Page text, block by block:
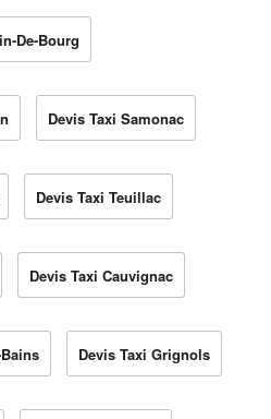
De-Bourg
Devis Taxi Samonac
Devis Taxi Teuillac
Devis Taxi Cauvignac
Devis Taxi Grignols